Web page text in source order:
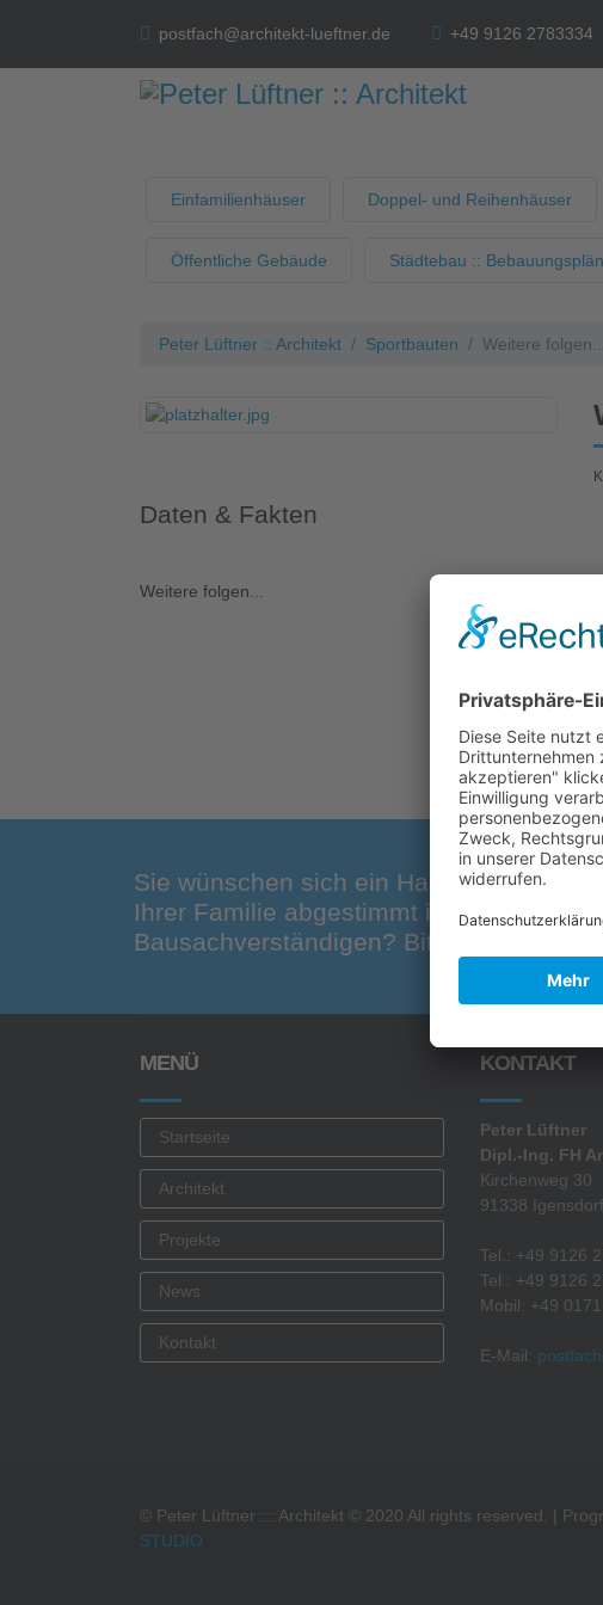
postfach@architekt-lueftner.de +49 9126 2783334
Einfamilienhäuser Doppel- und Reihenhäuser
Öffentliche Gebäude Städtebau ::
Peter Lüftner :: Architekt Sportbauten Weitere folgen...
Daten & Fakten
Weitere folgen...
Sie wünschen sich ein Haus, das genau
Ihrer Familie abgestimmt ist? Oder
Bausachverständigen? Bitte sprechen
MENÜ
Startseite
Architekt
Projekte
News
Kontakt
KONTAKT
Peter Lüftner
Dipl.-Ing. FH
Kirchenweg 30
91338 Igensdorf
Tel.: +49 9126
Tel.: +49 9126
Mobil: +49
E-Mail:
© Peter Lüftner ::: Architekt © 2020 All rights reserved. |
STUDIO